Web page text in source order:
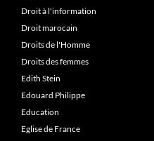
Droit à l'information
Droit marocain
Droits de l'Homme
Droits des femmes
Edith Stein
Edouard Philippe
Education
Eglise de France